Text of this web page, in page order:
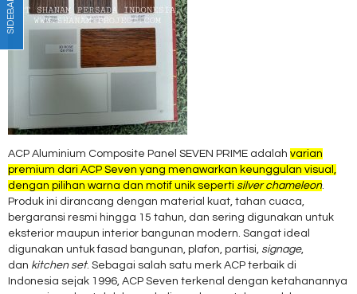
ACP Aluminium Composite Panel SEVEN PRIME adalah varian
premium dari ACP Seven yang menawarkan keunggulan visual,
dengan pilihan warna dan motif unik seperti silver chameleon.
Produk ini dirancang dengan material kuat, tahan cuaca,
bergaransi resmi hingga 15 tahun, dan sering digunakan untuk
eksterior maupun interior bangunan modern. Sangat ideal
digunakan untuk fasad bangunan, plafon, partisi, signage,
dan kitchen set. Sebagai salah satu merk ACP terbaik di
Indonesia sejak 1996, ACP Seven terkenal dengan ketahanannya
SIDEBAR